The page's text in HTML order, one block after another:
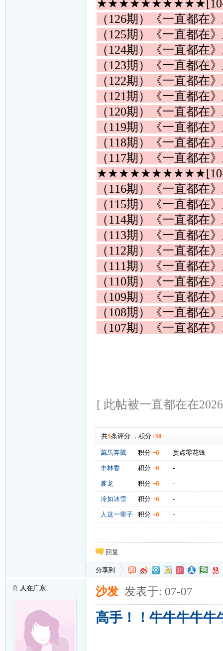
（126期）《一直都在
（125期）《一直都在
（124期）《一直都在
（123期）《一直都在
（122期）《一直都在
（121期）《一直都在
（120期）《一直都在
（119期）《一直都在
（118期）《一直都在
（117期）《一直都在
（116期）《一直都在
（115期）《一直都在
（114期）《一直都在
（113期）《一直都在
（112期）《一直都在
（111期）《一直都在
（110期）《一直都在
（109期）《一直都在
（108期）《一直都在
（107期）《一直都在
[ 此帖被一直都在在
共5条评分， 积分+30
萬馬奔騰 积分 +6 赏点零花钱
丰林香 积分 +6 -
爹龙 积分 +6 -
冷如冰雪 积分 +6 -
人这一辈子 积分 +6 -
回复
分享到
人在广东 沙发 发表于: 07-07
高手！！牛牛牛牛牛